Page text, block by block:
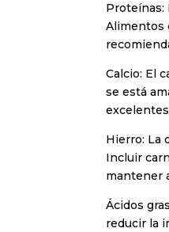
Proteínas:
Alimentos
Calcio: El
se está
Hierro: La
Incluir
mantener
Ácidos
reducir la